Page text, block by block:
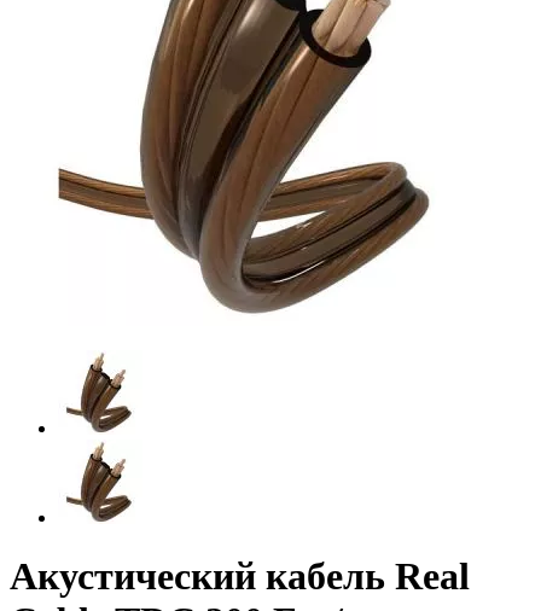
Акустический кабель Real